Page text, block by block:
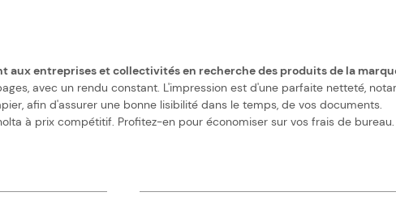
aux entreprises et collectivités en recherche des produits de la
avec un rendu constant. L'impression est d'une parfaite netteté,
afin d'assurer une bonne lisibilité dans le temps, de vos documents.
à prix compétitif. Profitez-en pour économiser sur vos frais de bureau.